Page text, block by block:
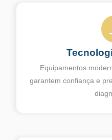
Equipamentos
garantem confiança e